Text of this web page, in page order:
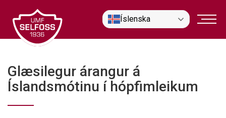
efni
Íslenska
Glæsilegur árangur á
Íslandsmótinu í hópfimleikum